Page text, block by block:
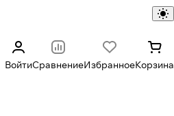
ВойтиСравнениеИзбранноеКорзина